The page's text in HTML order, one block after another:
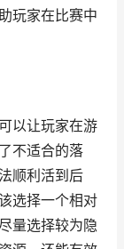
玩家在比赛中
以让玩家在游
不适合的落
顺利活到后
选择一个相对
量选择较为隐